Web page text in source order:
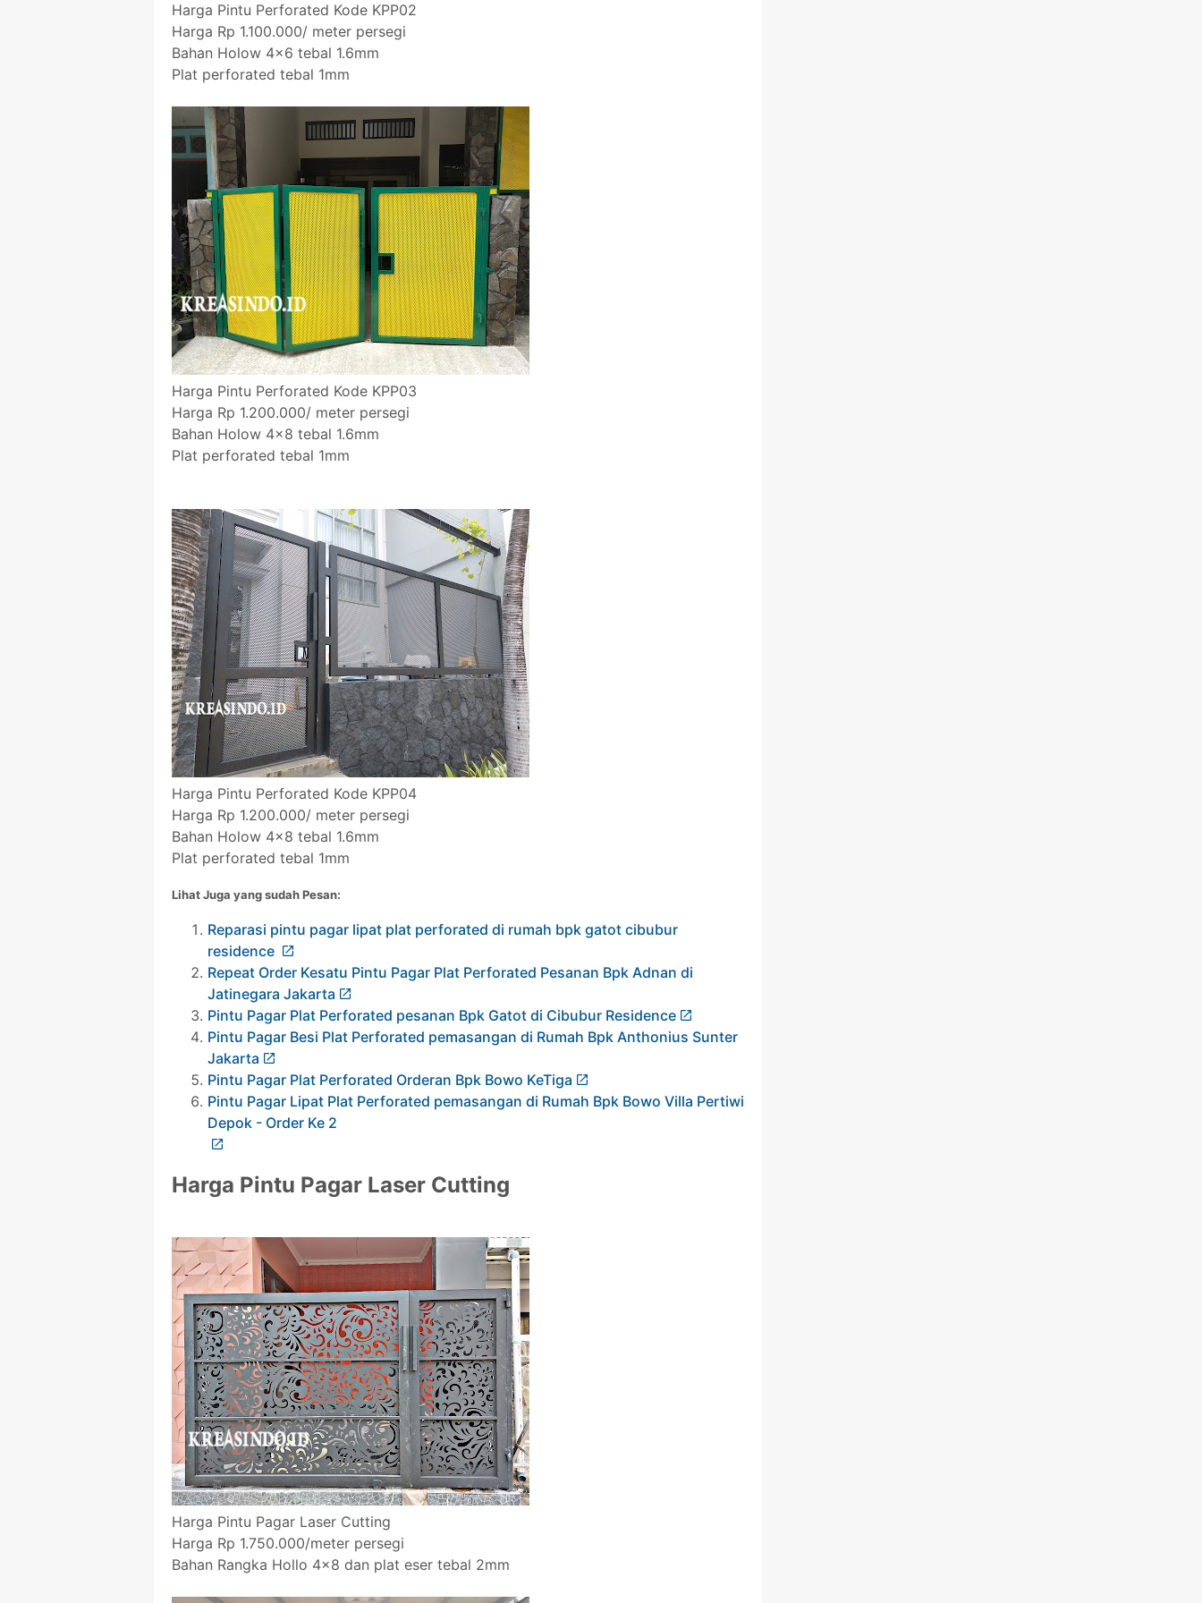
Harga Pintu Perforated Kode KPP02
Harga Rp 1.100.000/ meter persegi
Bahan Holow 4x6 tebal 1.6mm
Plat perforated tebal 1mm
Harga Pintu Perforated Kode KPP03
Harga Rp 1.200.000/ meter persegi
Bahan Holow 4x8 tebal 1.6mm
Plat perforated tebal 1mm
Harga Pintu Perforated Kode KPP04
Harga Rp 1.200.000/ meter persegi
Bahan Holow 4x8 tebal 1.6mm
Plat perforated tebal 1mm
Lihat Juga yang sudah Pesan:
Reparasi pintu pagar lipat plat perforated di rumah bpk gatot cibubur
residence
Repeat Order Kesatu Pintu Pagar Plat Perforated Pesanan Bpk Adnan di
Jatinegara Jakarta
Pintu Pagar Plat Perforated pesanan Bpk Gatot di Cibubur Residence
Pintu Pagar Besi Plat Perforated pemasangan di Rumah Bpk Anthonius Sunter
Jakarta
Pintu Pagar Plat Perforated Orderan Bpk Bowo KeTiga
Pintu Pagar Lipat Plat Perforated pemasangan di Rumah Bpk Bowo Villa Pertiwi
Depok - Order Ke 2
Harga Pintu Pagar Laser Cutting
Harga Pintu Pagar Laser Cutting
Harga Rp 1.750.000/meter persegi
Bahan Rangka Hollo 4x8 dan plat eser tebal 2mm